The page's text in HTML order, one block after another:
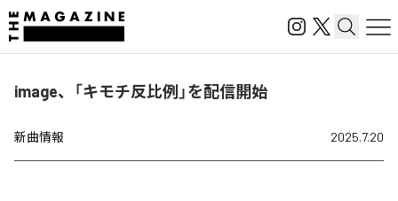
image、「キモチ反比例」を配信開始
新曲情報 2025.7.20